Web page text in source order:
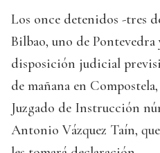
Los once detenidos -tres
Bilbao, uno de
disposición judicial
de mañana en
Juzgado de Instrucción
Antonio Vázquez Taín,